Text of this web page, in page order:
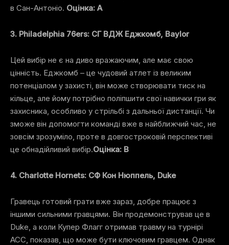
в Сан-Антоніо. Оцінка: A
3. Philadelphia 76ers: СГ ВДЖ Еджкомб, Baylor
Цей вибір не є на диво вражаючим, але має свою
цінність. Еджкомб – це чудовий атлет із великим
потенціалом у захисті, він може створювати тиск на
кільце, але йому потрібно поліпшити свої навички гри як
захисника, особливо у стрільбі з дальньої дистанції. Чи
зможе він допомогти команді вже в найближчий час, не
зовсім зрозуміло, проте в довгостроковій перспективі
це обнадійливий вибір.Оцінка: B
4. Charlotte Hornets: СФ Кон Нюппель, Duke
Гравець готовий грати вже зараз, добре працює з
іншими сильними гравцями. Він продемонстрував це в
Duke, а коли Купер Флагг отримав травму на турнірі
ACC, показав, що може бути ключовим гравцем. Однак